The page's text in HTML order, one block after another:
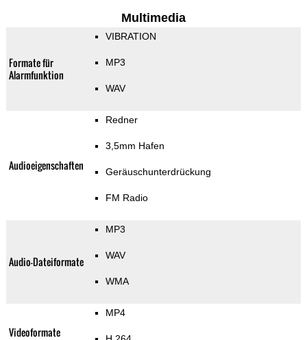
Multimedia
Formate für
Alarmfunktion
VIBRATION
MP3
WAV
Audioeigenschaften
Redner
3,5mm Hafen
Geräuschunterdrückung
FM Radio
Audio-Dateiformate
MP3
WAV
WMA
Videoformate
MP4